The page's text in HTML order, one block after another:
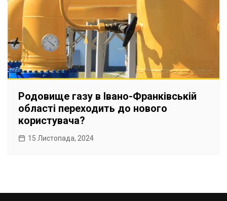
Родовище газу в Івано-Франківській
області переходить до нового
користувача?
15 Листопада, 2024